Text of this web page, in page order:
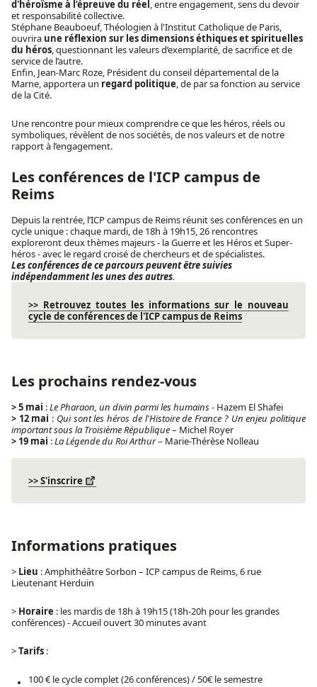
d'héroïsme à l’épreuve du réel , entre engagement, sens du devoir
et responsabilité collective.
Stéphane Beauboeuf, Théologien à l'Institut Catholique de Paris,
ouvrira une réflexion sur les dimensions éthiques et spirituelles
du héros, questionnant les valeurs d’exemplarité, de sacrifice et de
service de l’autre.
Enfin, Jean-Marc Roze, Président du conseil départemental de la
Marne, apportera un regard politique, de par sa fonction au service
de la Cité.
Une rencontre pour mieux comprendre ce que les héros, réels ou
symboliques, révèlent de nos sociétés, de nos valeurs et de notre
rapport à l’engagement.
Les conférences de l'ICP campus de
Reims
Depuis la rentrée, l’ICP campus de Reims réunit ses conférences en un
cycle unique : chaque mardi, de 18h à 19h15,26 rencontres
exploreront deux thèmes majeurs - la Guerre et les Héros et Super-
héros - avec le regard croisé de chercheurs et de spécialistes.
Les conférences de ce parcours peuvent être suivies
indépendamment les unes des autres.
>> Retrouvez toutes les informations sur le nouveau
cycle de conférences de l'ICP campus de Reims
Les prochains rendez-vous
> 5 mai :Le Pharaon, un divin parmi les humains- Hazem El Shafei
> 12 mai : Qui sont les héros de l'Histoire de France ? Un enjeu politique
important sous la Troisième République– Michel Royer
> 19 mai :La Légende du Roi Arthur– Marie-Thérèse Nolleau
>> S'inscrire
Informations pratiques
> Lieu : Amphithéâtre Sorbon – ICP campus de Reims, 6 rue
Lieutenant Herduin
> Horaire : les mardis de 18h à 19h15 (18h-20h pour les grandes
conférences) - Accueil ouvert 30 minutes avant
>Tarifs :
100 € le cycle complet (26 conférences) / 50€ le semestre